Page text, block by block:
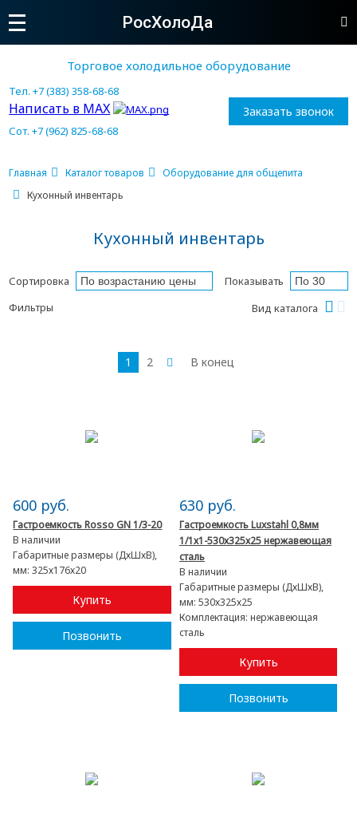
РосХолоДа
Торговое холодильное оборудование
Тел. +7 (383) 358-68-68
Написать в MAX
Сот. +7 (962) 825-68-68
Заказать звонок
Главная Каталог товаров
Оборудование для общепита
Кухонный инвентарь
Кухонный инвентарь
Сортировка
Показывать
Фильтры
Вид каталога
1 2 В конец
600 руб.
Гастроемкость Rosso GN 1/3-20
В наличии
Габаритные размеры (ДхШхВ),
мм:325х176х20
Купить
Позвонить
630 руб.
Гастроемкость Luxstahl 0,8мм
1/1х1-530х325х25 нержавеющая
сталь
В наличии
Габаритные размеры (ДхШхВ),
мм: 530х325х25
Комплектация: нержавеющая
сталь
Купить
Позвонить